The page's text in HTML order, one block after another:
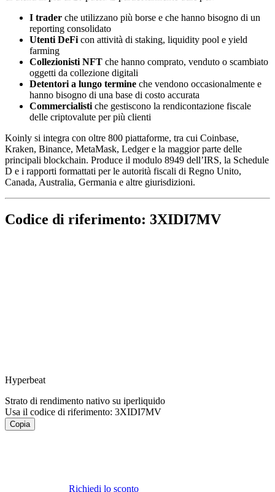
I trader che utilizzano più borse e che hanno bisogno di un
reporting consolidato
Utenti DeFi con attività di staking, liquidity pool e yield
farming
Collezionisti NFT che hanno comprato, venduto o scambiato
oggetti da collezione digitali
Detentori a lungo termine che vendono occasionalmente e
hanno bisogno di una base di costo accurata
Commercialisti che gestiscono la rendicontazione fiscale
delle criptovalute per più clienti
Koinly si integra con oltre 800 piattaforme, tra cui Coinbase,
Kraken, Binance, MetaMask, Ledger e la maggior parte delle
principali blockchain. Produce il modulo 8949 dell’IRS, la Schedule
D e i rapporti formattati per le autorità fiscali di Regno Unito,
Canada, Australia, Germania e altre giurisdizioni.
Codice di riferimento: 3XIDI7MV
Hyperbeat
Strato di rendimento nativo su iperliquido
Usa il codice di riferimento: 3XIDI7MV
Copia
Richiedi lo sconto